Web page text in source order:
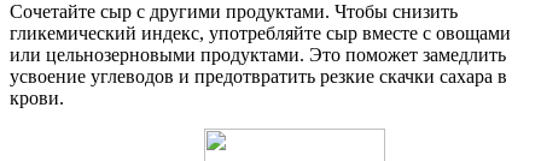
Сочетайте сыр с другими продуктами. Чтобы снизить
гликемический индекс, употребляйте сыр вместе с овощами
или цельнозерновыми продуктами. Это поможет замедлить
усвоение углеводов и предотвратить резкие скачки сахара в
крови.